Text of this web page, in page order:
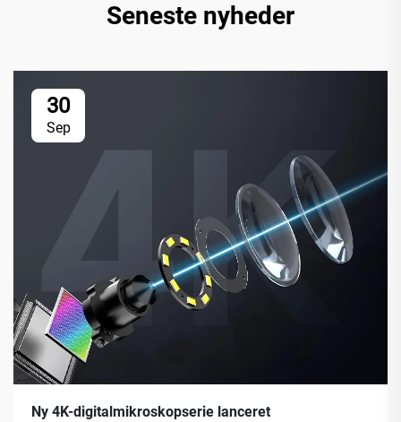
Seneste nyheder
30
Sep
Ny 4K-digitalmikroskopserie lanceret